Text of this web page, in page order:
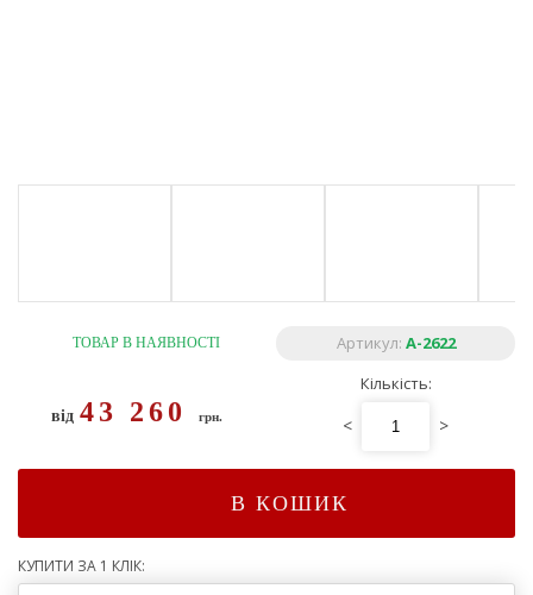
ТОВАР В НАЯВНОСТІ Артикул: A-2622
від 43 260грн.
Кількість:
< >
В КОШИК
КУПИТИ ЗА 1 КЛІК: